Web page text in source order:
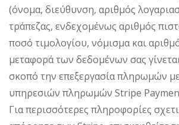
(όνομα, διεύθυνση, αριθμός
τράπεζας, ενδεχομένως αριθμός
ποσό τιμολογίου, νόμισμα και
μεταφορά των δεδομένων σας
σκοπό την επεξεργασία πληρωμών
υπηρεσιών πληρωμών Stripe
Για περισσότερες πληροφορίες